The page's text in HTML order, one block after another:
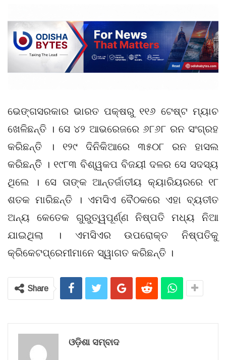
ଭେଙ୍ଗସରକାର ଭାରତ ପକ୍ଷରୁ ୧୧୬ ଟେଷ୍ଟ ମ୍ୟାଚ
ଖେଳିଛନ୍ତି । ସେ ୪୨ ଆଭରେଜରେ ୬୮୬୮ ରନ ସଂଗ୍ରହ
କରିଛନ୍ତି । ୧୨୯ ଦିନିକିଆରେ ୩୫୦୮ ରନ ହାସଲ
କରିଛନ୍ତିି । ୧୯୮୩ ବିଶ୍ୱକପ ବିଜୟୀ ଦଳର ସେ ସଦସ୍ୟ
ଥିଲେ । ସେ ତାଙ୍କ ଆନ୍ତର୍ଜାତୀୟ କ୍ୟାରିୟରରେ ୧୮
ଶତକ ମାରିଛନ୍ତି । ଏମସିଏ ବୈଠକରେ ଏହା ବ୍ୟତୀତ
ଅନ୍ୟ କେତେକ ଗୁରୁତ୍ୱପୂର୍ଣ୍ଣ ନିଷ୍ପତି ମଧ୍ୟ ନିଆ
ଯାଇଥିଲା । ଏମସିଏର ଉପରୋକ୍ତ ନିଷ୍ପତିକୁ
କ୍ରିକେଟପ୍ରେମୀମାନେ ସ୍ୱାଗତ କରିଛନ୍ତି ।
Share
ଓଡ଼ିଶା ସମ୍ବାଦ